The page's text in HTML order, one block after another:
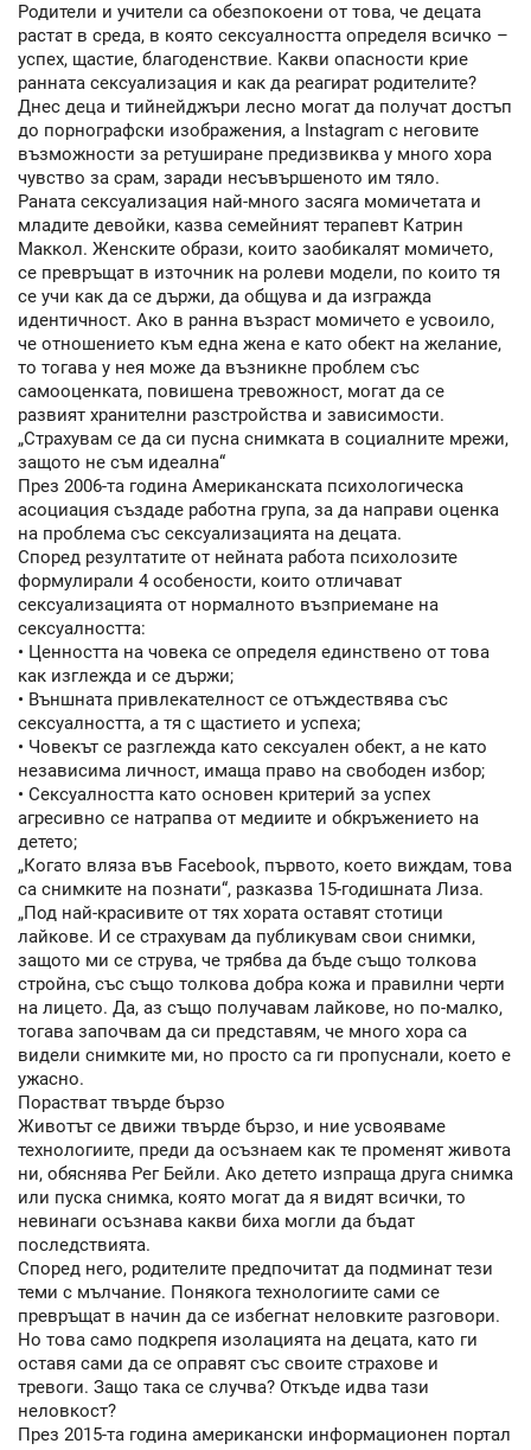
Родители и учители са обезпокоени от това, че децата
растат в среда, в която сексуалността определя всичко –
успех, щастие, благоденствие. Какви опасности крие
ранната сексуализация и как да реагират родителите?
Днес деца и тийнейджъри лесно могат да получат достъп
до порнографски изображения, а Instagram с неговите
възможности за ретуширане предизвиква у много хора
чувство за срам, заради несъвършеното им тяло.
Раната сексуализация най-много засяга момичетата и
младите девойки, казва семейният терапевт Катрин
Маккол. Женските образи, които заобикалят момичето,
се превръщат в източник на ролеви модели, по които тя
се учи как да се държи, да общува и да изгражда
идентичност. Ако в ранна възраст момичето е усвоило,
че отношението към една жена е като обект на желание,
то тогава у нея може да възникне проблем със
самооценката, повишена тревожност, могат да се
развият хранителни разстройства и зависимости.
„Страхувам се да си пусна снимката в социалните мрежи,
защото не съм идеална“
През 2006-та година Американската психологическа
асоциация създаде работна група, за да направи оценка
на проблема със сексуализацията на децата.
Според резултатите от нейната работа психолозите
формулирали 4 особености, които отличават
сексуализацията от нормалното възприемане на
сексуалността:
• Ценността на човека се определя единствено от това
как изглежда и се държи;
• Външната привлекателност се отъждествява със
сексуалността, а тя с щастието и успеха;
• Човекът се разглежда като сексуален обект, а не като
независима личност, имаща право на свободен избор;
• Сексуалността като основен критерий за успех
агресивно се натрапва от медиите и обкръжението на
детето;
„Когато вляза във Facebook, първото, което виждам, това
са снимките на познати“, разказва 15-годишната Лиза.
„Под най-красивите от тях хората оставят стотици
лайкове. И се страхувам да публикувам свои снимки,
защото ми се струва, че трябва да бъде също толкова
стройна, със също толкова добра кожа и правилни черти
на лицето. Да, аз също получавам лайкове, но по-малко,
тогава започвам да си представям, че много хора са
видели снимките ми, но просто са ги пропуснали, което е
ужасно.
Порастват твърде бързо
Животът се движи твърде бързо, и ние усвояваме
технологиите, преди да осъзнаем как те променят живота
ни, обяснява Рег Бейли. Ако детето изпраща друга снимка
или пуска снимка, която могат да я видят всички, то
невинаги осъзнава какви биха могли да бъдат
последствията.
Според него, родителите предпочитат да подминат тези
теми с мълчание. Понякога технологиите сами се
превръщат в начин да се избегнат неловките разговори.
Но това само подкрепя изолацията на децата, като ги
оставя сами да се оправят със своите страхове и
тревоги. Защо така се случва? Откъде идва тази
неловкост?
През 2015-та година американски информационен портал